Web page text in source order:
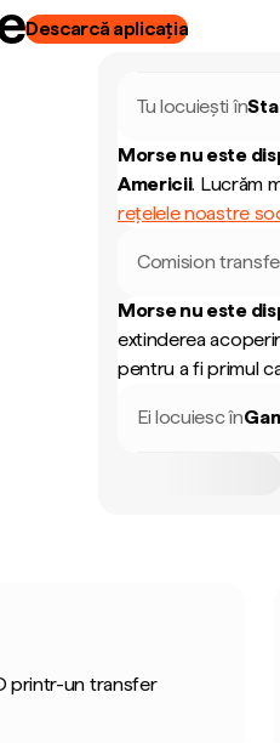
Descarcă aplicația
Tu locuiești în
Morse nu este
Americii. Lucrăm
rețelele noastre
Comision
Morse nu este
extinderea
pentru a fi primul
Ei locuiesc în
printr-un transfer